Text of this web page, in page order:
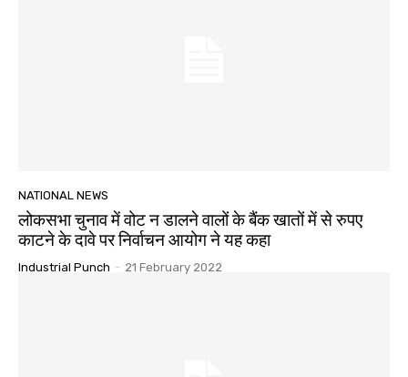
NATIONAL NEWS
लोकसभा चुनाव में वोट न डालने वालों के बैंक खातों में से रुपए
काटने के दावे पर निर्वाचन आयोग ने यह कहा
Industrial Punch - 21 February 2022